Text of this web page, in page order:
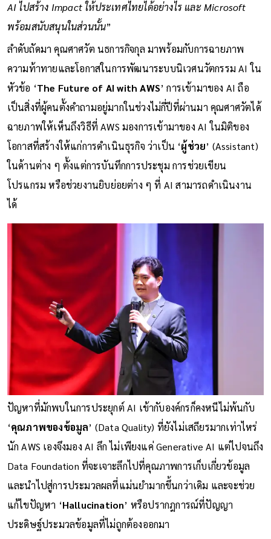
AI ไปสร้าง Impact ให้ประเทศไทยได้อย่างไร และ Microsoft
พร้อมสนับสนุนในส่วนนั้น”
ลำดับถัดมา คุณศาศวัต นธการกิจกุล มาพร้อมกับการฉายภาพ
ความท้าทายและโอกาสในการพัฒนาระบบนิเวศนวัตกรรม AI ใน
หัวข้อ ‘The Future of AI with AWS’ การเข้ามาของ AI ถือ
เป็นสิ่งที่ผู้คนตั้งคำถามอยู่มากในช่วงไม่กี่ปีที่ผ่านมา คุณศาศวัตได้
ฉายภาพให้เห็นถึงวิธีที่ AWS มองการเข้ามาของ AI ในมิติของ
โอกาสที่สร้างให้แก่การดำเนินธุรกิจ ว่าเป็น ‘ผู้ช่วย’ (Assistant)
ในด้านต่าง ๆ ตั้งแต่การบันทึกการประชุม การช่วยเขียน
โปรแกรม หรือช่วยงานยิบย่อยต่าง ๆ ที่ AI สามารถดำเนินงาน
ได้
ปัญหาที่มักพบในการประยุกต์ AI เข้ากับองค์กรก็คงหนีไม่พ้นกับ
‘คุณภาพของข้อมูล’ (Data Quality) ที่ยังไม่เสถียรมากเท่าไหร่
นัก AWS เองจึงมอง AI ลึก ไม่เพียงแค่ Generative AI แต่ไปจนถึง
Data Foundation ที่จะเจาะลึกไปที่คุณภาพการเก็บเกี่ยวข้อมูล
และนำไปสู่การประมวลผลที่แม่นยำมากขึ้นกว่าเดิม และจะช่วย
แก้ไขปัญหา ‘Hallucination’ หรือปรากฎการณ์ที่ปัญญา
ประดิษฐ์ประมวลข้อมูลที่ไม่ถูกต้องออกมา